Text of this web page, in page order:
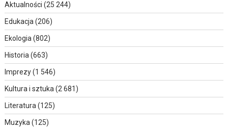
Aktualności (25 244)
Edukacja(206)
Ekologia(802)
Historia(663)
Imprezy(1 546)
Kultura i sztuka(2 681)
Literatura(125)
Muzyka(125)